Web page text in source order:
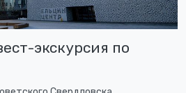
экскурсия по